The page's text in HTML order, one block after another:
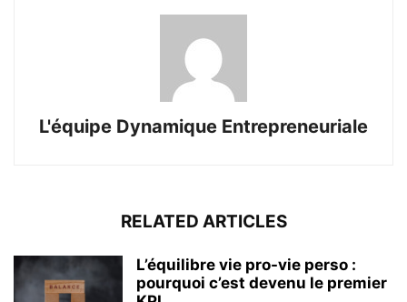
L'équipe Dynamique Entrepreneuriale
RELATED ARTICLES
L’équilibre vie pro-vie perso :
pourquoi c’est devenu le premier